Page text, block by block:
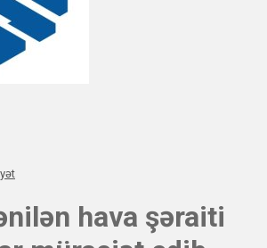
hava şəraiti